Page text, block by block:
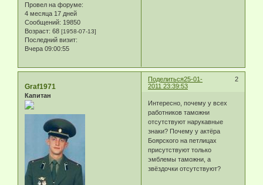
Провел на форуме:
4 месяца 17 дней
Сообщений: 19850
Возраст: 68 [1958-07-13]
Последний визит:
Вчера 09:00:55
Поделиться 2
25-01-
2011 23:39:53
Graf1971
Капитан
Интересно, почему у всех
работников таможни
отсутствуют нарукавные
знаки? Почему у актёра
Боярского на петлицах
присутствуют только
эмблемы таможни, а
звёздочки отсутствуют?